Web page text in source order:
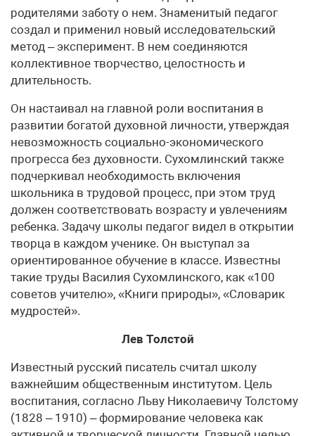
родителями заботу о нем. Знаменитый педагог
создал и применил новый исследовательский
метод – эксперимент. В нем соединяются
коллективное творчество, целостность и
длительность.
Он настаивал на главной роли воспитания в
развитии богатой духовной личности, утверждая
невозможность социально-экономического
прогресса без духовности. Сухомлинский также
подчеркивал необходимость включения
школьника в трудовой процесс, при этом труд
должен соответствовать возрасту и увлечениям
ребенка. Задачу школы педагог видел в открытии
творца в каждом ученике. Он выступал за
ориентированное обучение в классе. Известны
такие труды Василия Сухомлинского, как «100
советов учителю», «Книги природы», «Словарик
мудростей».
Лев Толстой
Известный русский писатель считал школу
важнейшим общественным институтом. Цель
воспитания, согласно Льву Николаевичу Толстому
(1828 – 1910) – формирование человека как